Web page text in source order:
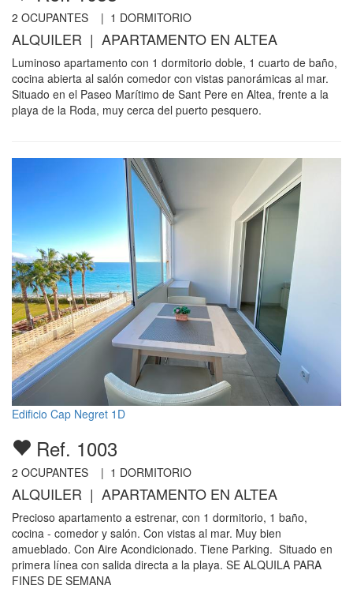
2 OCUPANTES | 1 DORMITORIO
ALQUILER | APARTAMENTO EN ALTEA
Luminoso apartamento con 1 dormitorio doble, 1 cuarto de baño,
cocina abierta al salón comedor con vistas panorámicas al mar.
Situado en el Paseo Marítimo de Sant Pere en Altea, frente a la
playa de la Roda, muy cerca del puerto pesquero.
Edificio Cap Negret 1D
Ref. 1003
2 OCUPANTES | 1 DORMITORIO
ALQUILER | APARTAMENTO EN ALTEA
Precioso apartamento a estrenar, con 1 dormitorio, 1 baño,
cocina - comedor y salón. Con vistas al mar. Muy bien
amueblado. Con Aire Acondicionado. Tiene Parking. Situado en
primera línea con salida directa a la playa. SE ALQUILA PARA
FINES DE SEMANA